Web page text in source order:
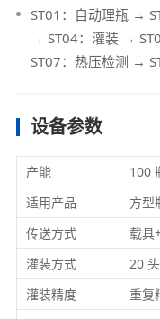
ST01：自动理瓶 →
→ ST04：灌装 →
ST07：热压检测 →
设备参数
产能
100
适用产品
方型
传送方式
载具
灌装方式
20
灌装精度
重复